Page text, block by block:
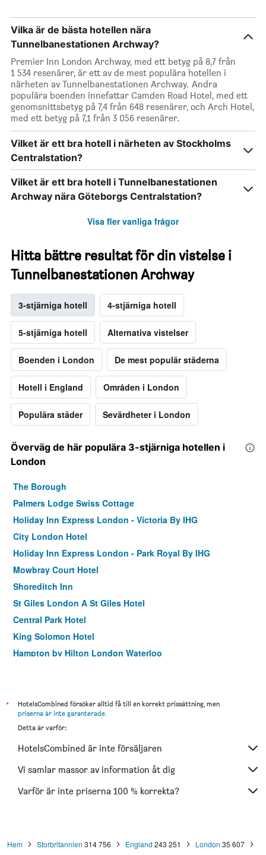
Vilka är de bästa hotellen nära
Tunnelbanestationen Archway?
Premier Inn London Archway, med ett betyg på 8,7 från
1 534 resenärer, är ett av de mest populära hotellen i
närheten av Tunnelbanestationen Archway. Andra
populära boenden innefattar Camden Road Hotel, med ett
genomsnittsbetyg på 7,4 från 648 resenärer, och Arch Hotel,
med ett betyg på 7,1 från 3 056 resenärer.
Vilket är ett bra hotell i närheten av Stockholms
Centralstation?
Vilket är ett bra hotell i Tunnelbanestationen
Archway nära Göteborgs Centralstation?
Visa fler vanliga frågor
Hitta bättre resultat för din vistelse i
Tunnelbanestationen Archway
3-stjärniga hotell 4-stjärniga hotell
5-stjärniga hotell Alternativa vistelser
Boenden i London De mest populär städerna
Hotell i England Områden i London
Populära städer Sevärdheter i London
Överväg de här populära 3-stjärniga hotellen i
London
The Borough
Palmers Lodge Swiss Cottage
Holiday Inn Express London - Victoria By IHG
City London Hotel
Holiday Inn Express London - Park Royal By IHG
Mowbray Court Hotel
Shoreditch Inn
St Giles London A St Giles Hotel
Central Park Hotel
King Solomon Hotel
Hampton by Hilton London Waterloo
London House Hotel
Tavistock Hotel
Best Western Buckingham Palace Rd
Holiday Inn Express London - Stratford By IHG
Ibis London Greenwich
*
HotelsCombined försöker alltid få till en korrekt prissättning, men
priserna är inte garanterade.
Detta är varför:
HotelsCombined är inte försäljaren
Vi samlar massor av information åt dig
Varför är inte priserna 100 % korrekta?
Hem Storbritannien 314 756 England 243 251 London 35 607